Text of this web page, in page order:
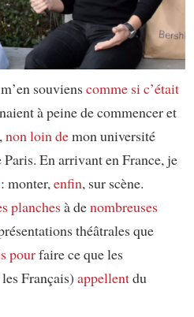
souvienscomme si c’était
à peine de commencer et
non loin demon université
En arrivant en France, je
monter,enfin, sur scène.
planchesà denombreuses
théâtrales que
pourfaire ce que les
Français) appellentdu